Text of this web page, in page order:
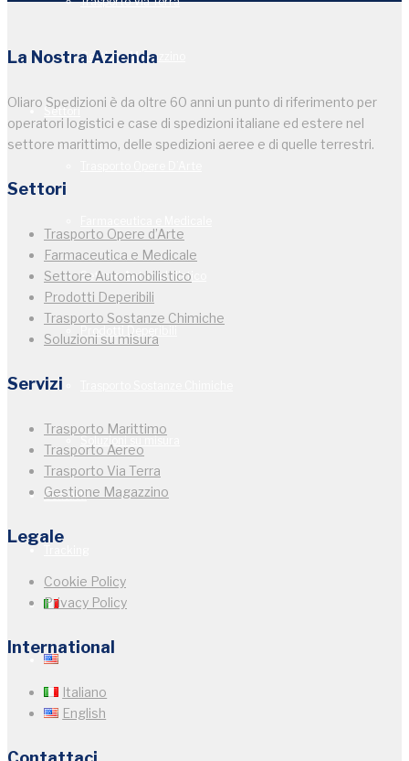
Gestione Magazzino
Settori
Settore Automobilistico
Prodotti Deperibili
Contatti
La Nostra Azienda
Oliaro Spedizioni è da oltre 60 anni un punto di riferimento per
operatori logistici e case di spedizioni italiane ed estere nel
settore marittimo, delle spedizioni aeree e di quelle terrestri.
Settori
Trasporto Opere d’Arte
Farmaceutica e Medicale
Settore Automobilistico
Prodotti Deperibili
Trasporto Sostanze Chimiche
Soluzioni su misura
Servizi
Trasporto Marittimo
Trasporto Aereo
Trasporto Via Terra
Gestione Magazzino
Legale
Cookie Policy
Privacy Policy
International
Italiano
English